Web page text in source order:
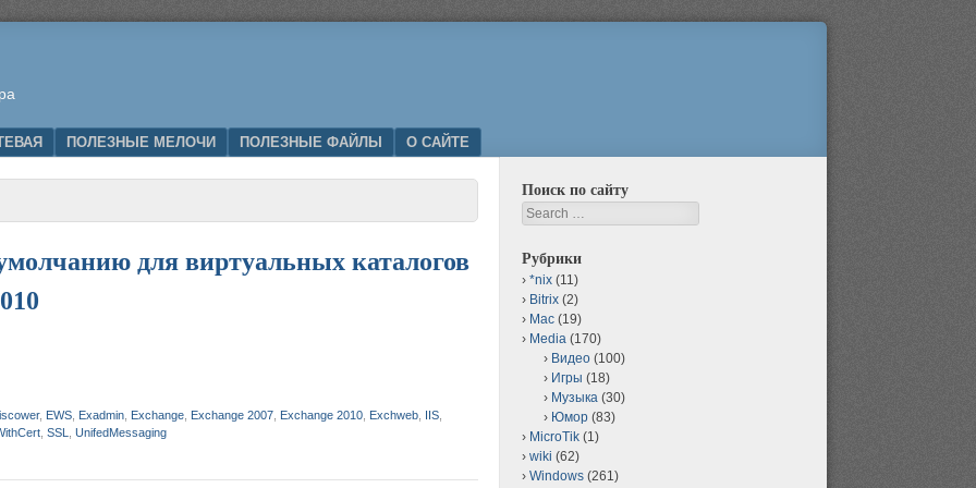
ПОЛЕЗНЫЕ МЕЛОЧИ ПОЛЕЗНЫЕ ФАЙЛЫ О САЙТЕ
для виртуальных каталогов
, EWS Exadmin Exchange Exchange 2007 Exchange 2010 Exchweb IIS
SSL UnifedMessaging
Поиск по сайту
Search
Рубрики
*nix (11)
Bitrix (2)
Mac (19)
Media (170)
Видео (100)
Игры (18)
Музыка (30)
Юмор (83)
MicroTik (1)
wiki (62)
Windows (261)